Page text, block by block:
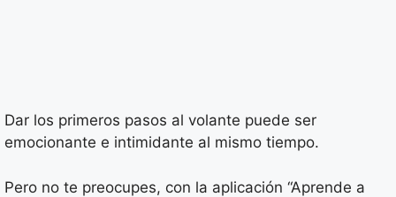
Dar los primeros pasos al volante puede ser
emocionante e intimidante al mismo tiempo.
Pero no te preocupes, con la aplicación “Aprende a